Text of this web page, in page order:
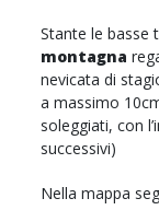
Stante le basse
montagna
nevicata di
a massimo
soleggiati, con
successivi)
Nella mappa